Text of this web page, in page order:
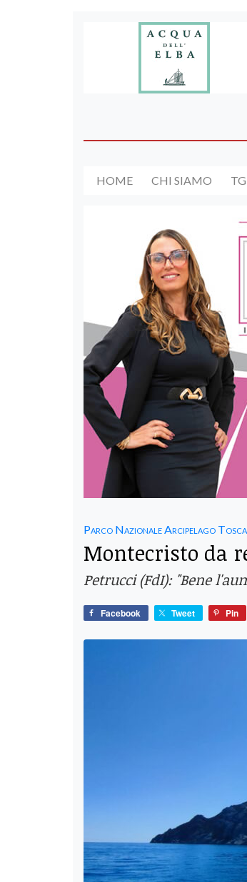
HOME CHI SIAMO
Parco Nazionale Arcipelago
Montecristo da
Petrucci (FdI): "Bene
Facebook Tweet Pin